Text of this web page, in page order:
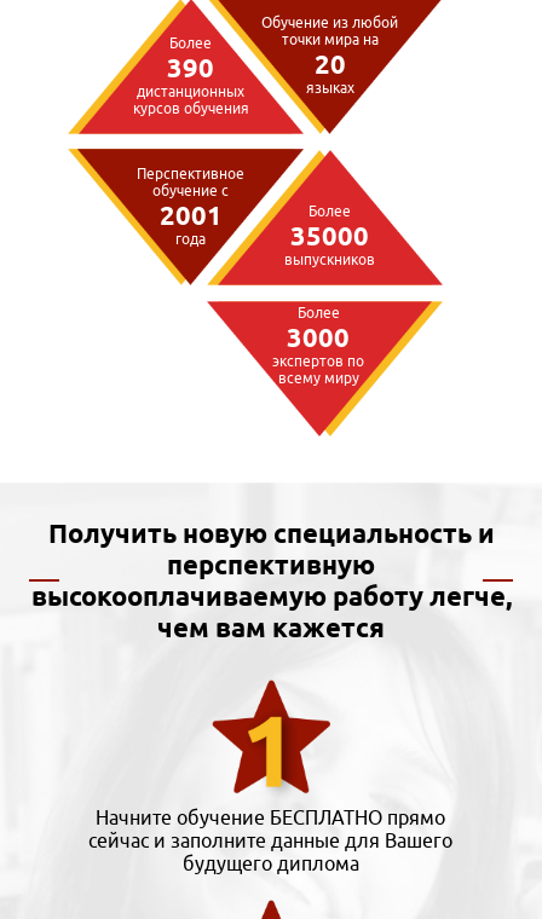
Более
390
дистанционных
курсов обучения
Обучение из любой
точки мира на
20
языках
Более
3000
экспертов по
всему миру
Перспективное
обучение с
2001
года
Более
35000
выпускников
Получить новую специальность и
перспективную
высокооплачиваемую работу легче,
чем вам кажется
Начните обучение БЕСПЛАТНО прямо
сейчас и заполните данные для Вашего
будущего диплома